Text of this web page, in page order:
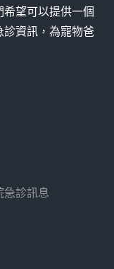
望可以提供一個
資訊，為寵物爸
急診訊息